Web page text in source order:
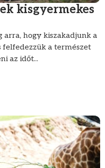
kisgyermekes
arra, hogy kiszakadjunk a
felfedezzük a természet
az időt...